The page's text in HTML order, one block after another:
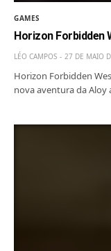
GAMES
Horizon Forbidden
LÉO CAMPOS 27 DE MAIO
Horizon Forbidden
nova aventura da Aloy